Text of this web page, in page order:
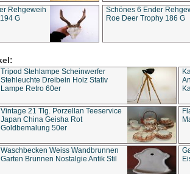
Rehgeweih
G
Schönes 6 Ender
Roe Deer Trophy 186 G
Tripod Stehlampe Scheinwerfer
Stehleuchte Dreibein Holz Stativ
Lampe Retro 60er
Vintage 21 Tlg. Porzellan Teeservice
Japan China Geisha Rot
Goldbemalung 50er
Waschbecken Weiss Wandbrunnen
Garten Brunnen Nostalgie Antik Stil